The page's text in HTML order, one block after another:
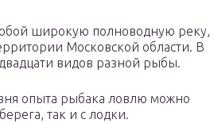
широкую полноводную реку,
Московской области. В
видов разной рыбы.
опыта рыбака ловлю можно
так и с лодки.